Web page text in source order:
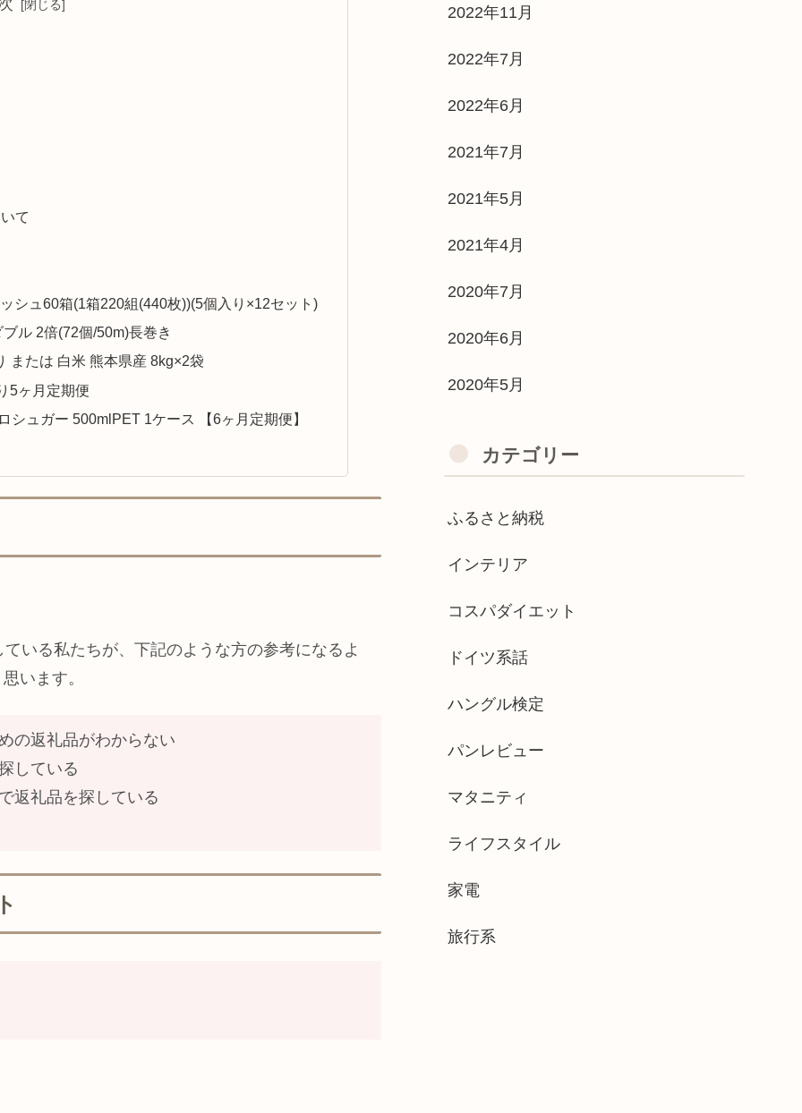
て
ュ60箱(1箱220組(440枚))(5個入り×12セット)
ル 2倍(72個/50m)長巻き
たは 白米 熊本県産 8kg×2袋
5ヶ月定期便
ュガー 500mlPET 1ケース 【6ヶ月定期便】
いる私たちが、下記のような方の参考になるよ
います。
の返礼品がわからない
している
返礼品を探している
2022年11月
2022年7月
2022年6月
2021年7月
2021年5月
2021年4月
2020年7月
2020年6月
2020年5月
カテゴリー
ふるさと納税
インテリア
コスパダイエット
ドイツ系話
ハングル検定
パンレビュー
マタニティ
ライフスタイル
家電
旅行系